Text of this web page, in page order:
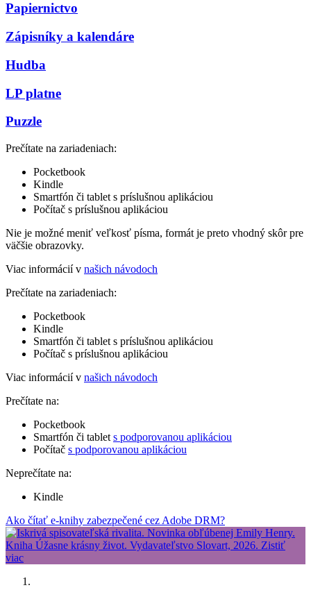
Papiernictvo
Zápisníky a kalendáre
Hudba
LP platne
Puzzle
Prečítate na zariadeniach:
Pocketbook
Kindle
Smartfón či tablet s príslušnou aplikáciou
Počítač s príslušnou aplikáciou
Nie je možné meniť veľkosť písma, formát je preto vhodný skôr pre
väčšie obrazovky.
Viac informácií v našich návodoch
Prečítate na zariadeniach:
Pocketbook
Kindle
Smartfón či tablet s príslušnou aplikáciou
Počítač s príslušnou aplikáciou
Viac informácií v našich návodoch
Prečítate na:
Pocketbook
Smartfón či tablet s podporovanou aplikáciou
Počítač s podporovanou aplikáciou
Neprečítate na:
Kindle
Ako čítať e-knihy zabezpečené cez Adobe DRM?